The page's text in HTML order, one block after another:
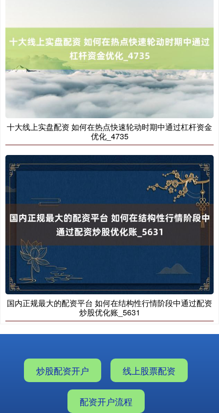
十大线上实盘配资 如何在热点快速轮动时期中通过杠杆资金
优化_4735
国内正规最大的配资平台 如何在结构性行情阶段中通过配资
炒股优化账_5631
炒股配资开户 线上股票配资
配资开户流程